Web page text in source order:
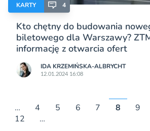
KARTY 4
Kto chętny do budowania
biletowego dla Warszawy?
informację z otwarcia ofert
IDA KRZEMIŃSKA-ALBRYCHT
12.01.2024 16:08
… 4 5 6 7 8 9
12
…